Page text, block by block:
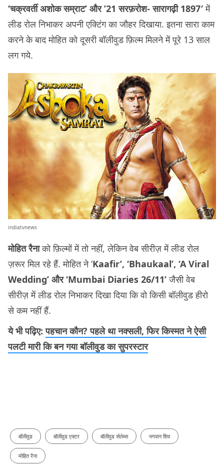
‘चक्रवर्ती अशोक सम्राट’ और ’21 सरफ़रोश- सारागढ़ी 1897′में
लीड रोल निभाकर अपनी एक्टिंग का जौहर दिखाया. इतना सारा काम
करने के बाद मोहित को दूसरी बॉलीवुड फ़िल्म मिलने में पूरे 13 साल
लग गये.
indiatvnews
मोहित रैनाको फ़िल्मों में तो नहीं, लेकिन वेब सीरीज़ में लीड रोल
ज़रूर मिल रहे हैं. मोहित ने ‘Kaafir’, ‘Bhaukaal’, ‘A Viral
Wedding’ और ‘Mumbai Diaries 26/11’जैसी वेब
सीरीज़ में लीड रोल निभाकर दिखा दिया कि वो किसी बॉलीवुड हीरो
से कम नहीं हैं.
ये भी पढ़िए:पहचान कौन? पहले था नक्सली, फिर किस्मत ने ऐसी
पलटी मारी कि बन गया बॉलीवुड का सुपरस्टार
बॉलीवुड बॉलीवुड एक्टर बॉलीवुड सेलेब्स भगवान शिव
मोहित रैना